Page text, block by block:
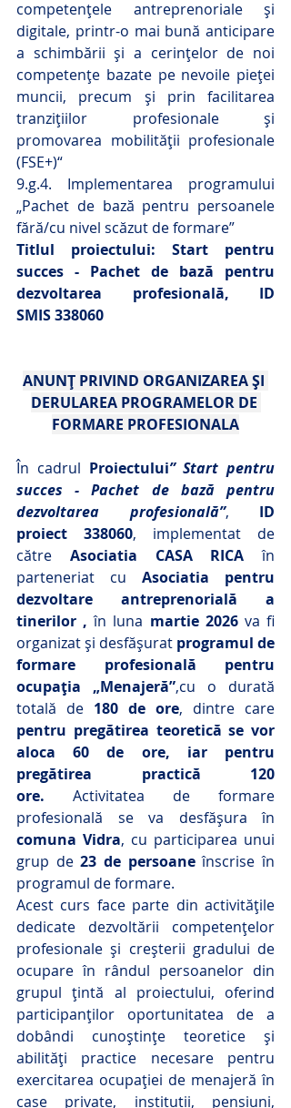
competențele antreprenoriale și
digitale, printr-o mai bună anticipare
a schimbării și a cerințelor de noi
competențe bazate pe nevoile pieței
muncii, precum și prin facilitarea
tranzițiilor profesionale și
promovarea mobilității profesionale
(FSE+)“
9.g.4. Implementarea programului
„Pachet de bază pentru persoanele
fără/cu nivel scăzut de formare”
Titlul proiectului: Start pentru
succes - Pachet de bază pentru
dezvoltarea profesională, ID
SMIS 338060
ANUNȚ PRIVIND ORGANIZAREA ȘI
DERULAREA PROGRAMELOR DE
FORMARE PROFESIONALA
În cadrul Proiectului” Start pentru
succes - Pachet de bază pentru
dezvoltarea profesională”, ID
proiect 338060, implementat de
către Asociatia CASA RICA în
parteneriat cu Asociatia pentru
dezvoltare antreprenorială a
tinerilor , în luna martie 2026 va fi
organizat și desfășurat programul de
formare profesională pentru
ocupația „Menajeră”,cu o durată
totală de 180 de ore
pentru pregătirea teoretică se vor
aloca 60 de ore, iar pentru
pregătirea practică 120
ore. Activitatea de formare
comuna Vidra, cu participarea unui
grup de 23 de persoane înscrise în
programul de formare.
Acest curs face parte din activitățile
dedicate dezvoltării competențelor
profesionale și creșterii gradului de
ocupare în rândul persoanelor din
grupul țintă al proiectului, oferind
participanților oportunitatea de a
dobândi cunoștințe teoretice și
abilități practice necesare pentru
exercitarea ocupației de menajeră în
case private, institutii, pensiuni,